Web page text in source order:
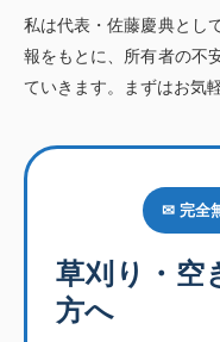
私は代表・佐藤慶典とし
報をもとに、所有者の不
ていきます。まずはお気
✉ 完全
草刈り・空
方へ